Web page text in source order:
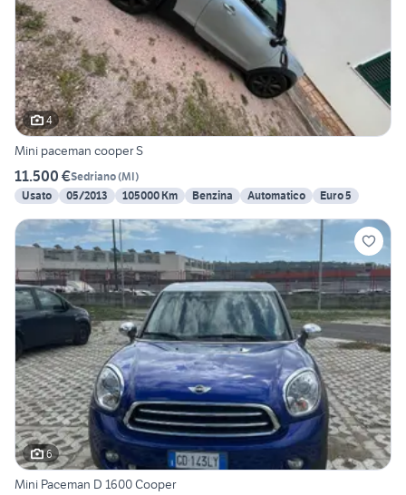
4
Mini paceman cooper S
11.500 €Sedriano(MI)
Usato
05/2013 105000 Km Benzina Automatico Euro 5
6
Mini Paceman D 1600 Cooper